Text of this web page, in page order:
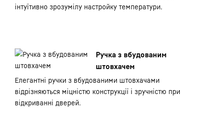
інтуїтивно зрозумілу настройку температури.
Ручка з вбудованим
штовхачем
Елегантні ручки з вбудованими штовхачами
відрізняються міцністю конструкції і зручністю при
відкриванні дверей.